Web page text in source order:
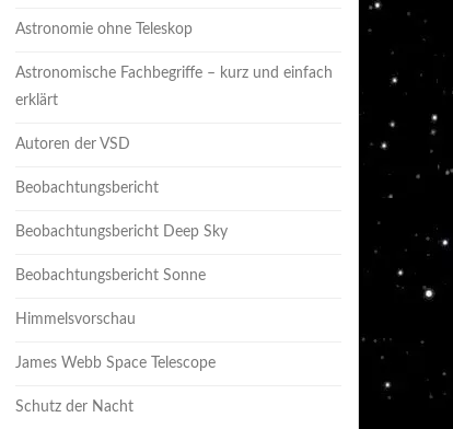
Astronomie ohne Teleskop
Astronomische Fachbegriffe – kurz und einfach
erklärt
Autoren der VSD
Beobachtungsbericht
Beobachtungsbericht Deep Sky
Beobachtungsbericht Sonne
Himmelsvorschau
James Webb Space Telescope
Schutz der Nacht